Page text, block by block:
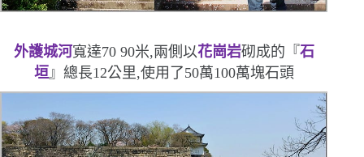
外護城河寬達70 90米,兩側以花崗岩砌成的『石
垣』總長12公里,使用了50萬100萬塊石頭